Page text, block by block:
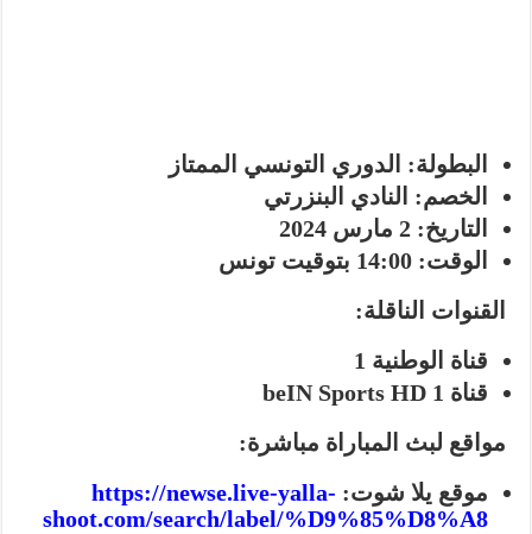
البطولة: الدوري التونسي الممتاز
الخصم: النادي البنزرتي
التاريخ: 2 مارس 2024
الوقت: 14:00 بتوقيت تونس
القنوات الناقلة:
قناة الوطنية 1
قناة beIN Sports HD 1
مواقع لبث المباراة مباشرة:
موقع يلا شوت: https://newse.live-yalla-
shoot.com/search/label/%D9%85%D8%A8